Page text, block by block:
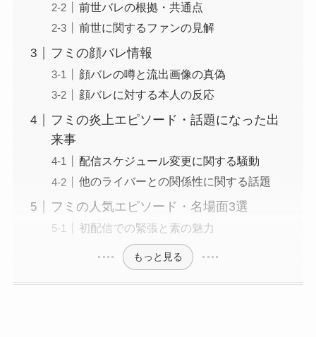
前世バレの根拠・共通点
前世に関するファンの見解
フミの顔バレ情報
顔バレの噂と流出画像の真偽
顔バレに対する本人の反応
フミの炎上エピソード・話題になった出
来事
配信スケジュール変更に関する騒動
他のライバーとの関係性に関する話題
フミの人気エピソード・名場面3選
初配信での緊張と素の魅力
もっと見る